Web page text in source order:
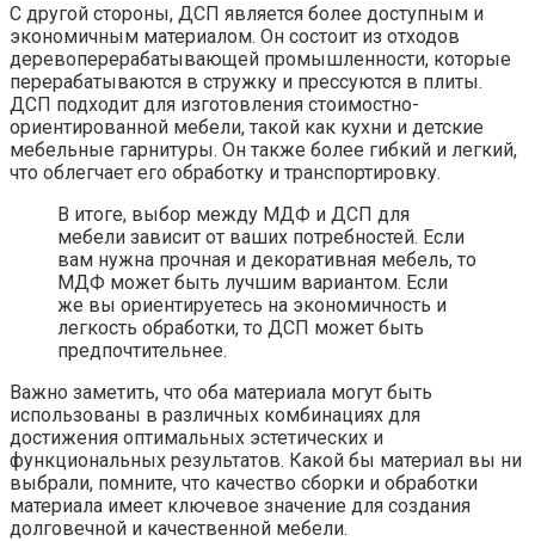
С другой стороны, ДСП является более доступным и
экономичным материалом. Он состоит из отходов
деревоперерабатывающей промышленности, которые
перерабатываются в стружку и прессуются в плиты.
ДСП подходит для изготовления стоимостно-
ориентированной мебели, такой как кухни и детские
мебельные гарнитуры. Он также более гибкий и легкий,
что облегчает его обработку и транспортировку.
В итоге, выбор между МДФ и ДСП для
мебели зависит от ваших потребностей. Если
вам нужна прочная и декоративная мебель, то
МДФ может быть лучшим вариантом. Если
же вы ориентируетесь на экономичность и
легкость обработки, то ДСП может быть
предпочтительнее.
Важно заметить, что оба материала могут быть
использованы в различных комбинациях для
достижения оптимальных эстетических и
функциональных результатов. Какой бы материал вы ни
выбрали, помните, что качество сборки и обработки
материала имеет ключевое значение для создания
долговечной и качественной мебели.